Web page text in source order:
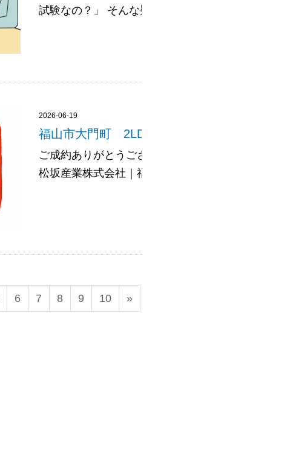
試験なの？」 そんな疑問を持っている方、実は多
2026-06-19
福山市大門町 2LDK 新築住宅
ご成約ありがとうございました♪ 他多数物件掲載中
松坂産業株式会社｜福山市・府中市の不動産売......
6 7 8 9 10 »